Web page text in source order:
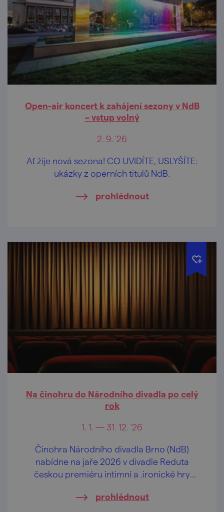
Open-air koncert k zahájení sezony v NdB
– vstup volný
2. 9. '26
Ať žije nová sezona! CO UVIDÍTE, USLYŠÍTE:
ukázky z operních titulů NdB.
prohlédnout
Na činohru do Národního divadla po celý
rok
1. 1. — 31. 12. '26
Činohra Národního divadla Brno (NdB)
nabídne na jaře 2026 v divadle Reduta
českou premiéru intimní a .ironické hry
prohlédnout